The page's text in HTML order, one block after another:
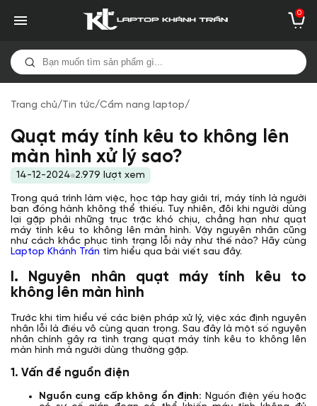
0
Trang chủ/Tin tức/Cẩm nang laptop/
Quạt máy tính kêu to không lên
màn hình xử lý sao?
14-12-2024 2.979 lượt xem
Trong quá trình làm việc, học tập hay giải trí, máy tính là người
bạn đồng hành không thể thiếu. Tuy nhiên, đôi khi người dùng
lại gặp phải những trục trặc khó chịu, chẳng hạn như quạt
máy tính kêu to không lên màn hình. Vậy nguyên nhân cũng
như cách khắc phục tình trạng lỗi này như thế nào? Hãy cùng
Laptop Khánh Trần tìm hiểu qua bài viết sau đây.
I. Nguyên nhân quạt máy tính kêu to
không lên màn hình
Trước khi tìm hiểu về các biện pháp xử lý, việc xác định nguyên
nhân lỗi là điều vô cùng quan trọng. Sau đây là một số nguyên
nhân chính gây ra tình trạng quạt máy tính kêu to không lên
màn hình mà người dùng thường gặp.
1. Vấn đề nguồn điện
Nguồn cung cấp không ổn định: Nguồn điện yếu hoặc